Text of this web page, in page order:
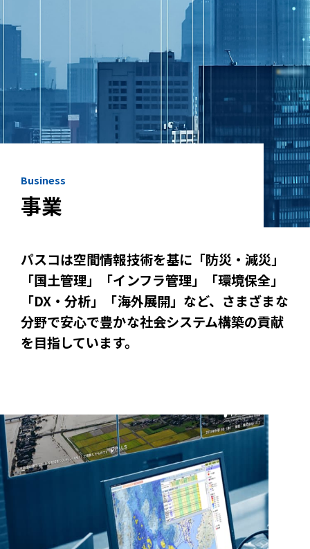
Business
事業
パスコは空間情報技術を基に「防災・減災」
「国土管理」「インフラ管理」「環境保全」
「DX・分析」「海外展開」など、 さまざまな
分野で安心で豊かな社会システム構築の貢献
を目指しています。